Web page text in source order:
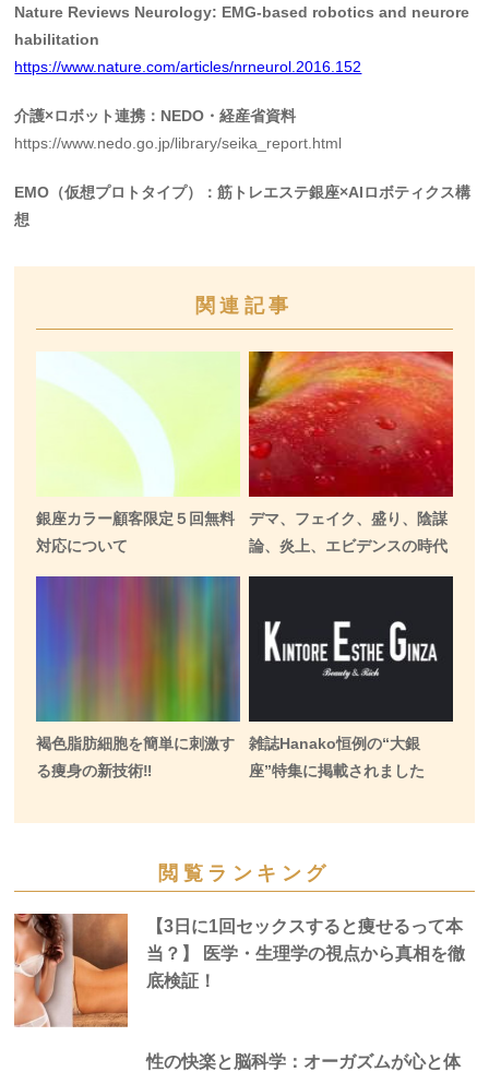
Nature Reviews Neurology: EMG-based robotics and neurore
habilitation
https://www.nature.com/articles/nrneurol.2016.152
介護×ロボット連携：NEDO・経産省資料
https://www.nedo.go.jp/library/seika_report.html
EMO（仮想プロトタイプ）：筋トレエステ銀座×AIロボティクス構
想
関連記事
銀座カラー顧客限定５回無料
対応について
デマ、フェイク、盛り、陰謀
論、炎上、エビデンスの時代
褐色脂肪細胞を簡単に刺激す
る痩身の新技術‼️
雑誌Hanako恒例の“大銀
座”特集に掲載されました
閲覧ランキング
【3日に1回セックスすると痩せるって本
当？】 医学・生理学の視点から真相を徹
底検証！
性の快楽と脳科学：オーガズムが心と体